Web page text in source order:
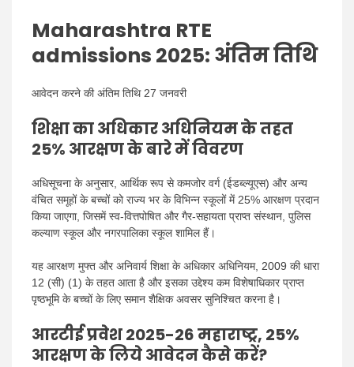
Maharashtra RTE
admissions 2025: अंतिम तिथि
आवेदन करने की अंतिम तिथि 27 जनवरी
शिक्षा का अधिकार अधिनियम के तहत
25% आरक्षण के बारे में विवरण
अधिसूचना के अनुसार, आर्थिक रूप से कमजोर वर्ग (ईडब्ल्यूएस) और अन्य
वंचित समूहों के बच्चों को राज्य भर के विभिन्न स्कूलों में 25% आरक्षण प्रदान
किया जाएगा, जिसमें स्व-वित्तपोषित और गैर-सहायता प्राप्त संस्थान, पुलिस
कल्याण स्कूल और नगरपालिका स्कूल शामिल हैं।
यह आरक्षण मुफ्त और अनिवार्य शिक्षा के अधिकार अधिनियम, 2009 की धारा
12 (सी) (1) के तहत आता है और इसका उद्देश्य कम विशेषाधिकार प्राप्त
पृष्ठभूमि के बच्चों के लिए समान शैक्षिक अवसर सुनिश्चित करना है।
आरटीई प्रवेश 2025-26 महाराष्ट्र, 25%
आरक्षण के लिये आवेदन कैसे करें?